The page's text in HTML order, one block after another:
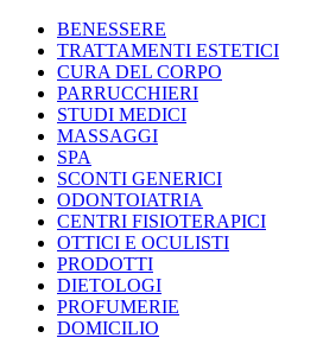
BENESSERE
TRATTAMENTI ESTETICI
CURA DEL CORPO
PARRUCCHIERI
STUDI MEDICI
MASSAGGI
SPA
SCONTI GENERICI
ODONTOIATRIA
CENTRI FISIOTERAPICI
OTTICI E OCULISTI
PRODOTTI
DIETOLOGI
PROFUMERIE
DOMICILIO